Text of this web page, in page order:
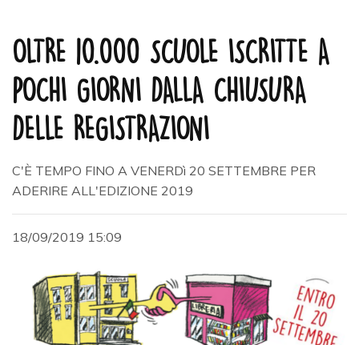
OLTRE 10.000 SCUOLE ISCRITTE A
POCHI GIORNI DALLA CHIUSURA
DELLE REGISTRAZIONI
C'È TEMPO FINO A VENERDì 20 SETTEMBRE PER
ADERIRE ALL'EDIZIONE 2019
18/09/2019 15:09